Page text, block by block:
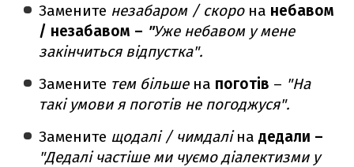
Замените незабаром / скорона небавом
/ незабавом – "Уже небавом у мене
закінчиться відпустка".
Замените тем більшена поготів – "На
такі умови я поготів не погоджуся".
Замените щодалі / чимдалінадедали –
"Дедалі частіше ми чуємо діалектизми у